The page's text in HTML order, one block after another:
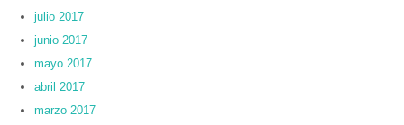
julio 2017
junio 2017
mayo 2017
abril 2017
marzo 2017